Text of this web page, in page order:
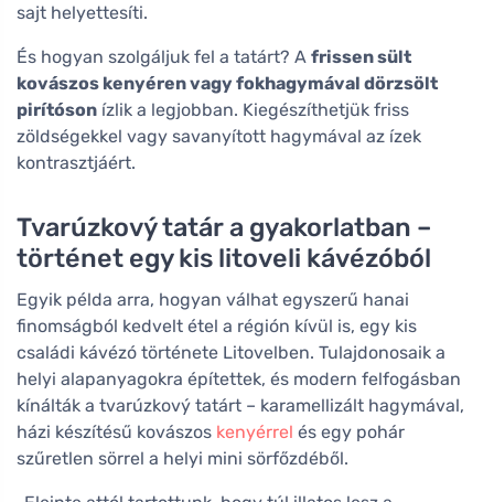
sajt helyettesíti.
És hogyan szolgáljuk fel a tatárt? A frissen sült
kovászos kenyéren vagy fokhagymával dörzsölt
pirítóson ízlik a legjobban. Kiegészíthetjük friss
zöldségekkel vagy savanyított hagymával az ízek
kontrasztjáért.
Tvarúzkový tatár a gyakorlatban –
történet egy kis litoveli kávézóból
Egyik példa arra, hogyan válhat egyszerű hanai
finomságból kedvelt étel a régión kívül is, egy kis
családi kávézó története Litovelben. Tulajdonosaik a
helyi alapanyagokra építettek, és modern felfogásban
kínálták a tvarúzkový tatárt – karamellizált hagymával,
házi készítésű kovászos kenyérrel és egy pohár
szűretlen sörrel a helyi mini sörfőzdéből.